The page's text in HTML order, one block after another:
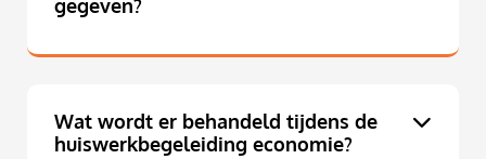
gegeven?
Wat wordt er behandeld tijdens de
huiswerkbegeleiding economie?